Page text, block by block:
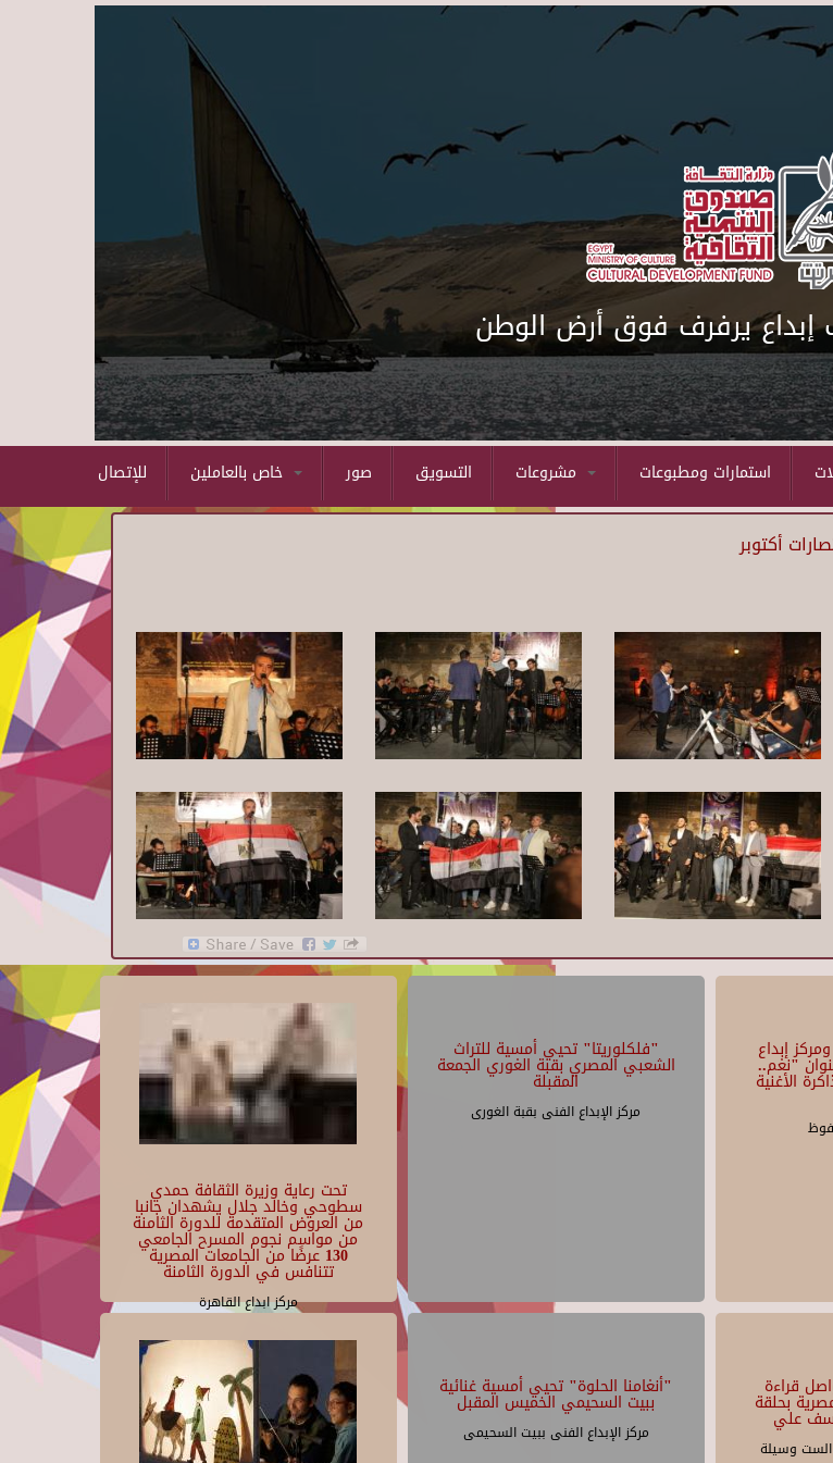
Skip to main content
إبداع يرفرف فوق أرض الوطن
للإتصال صور التسويق استمارات ومطبوعات
أكتوبر
تحت رعاية وزيرة الثقافة حمدي
سطوحي وخالد جلال يشهدان جانبا
من العروض المتقدمة للدورة الثامنة
من مواسم نجوم المسرح الجامعي
130 عرضًا من الجامعات المصرية
تتنافس في الدورة الثامنة
مركز ابداع القاهرة
"فلكلوريتا" تحيي أمسية للتراث
الشعبي المصري بقبة الغوري الجمعة
المقبلة
مركز الإبداع الفنى بقبة الغورى
إبداع
"نغم..
الأغنية
"أنغامنا الحلوة" تحيي أمسية غنائية
ببيت السحيمي الخميس المقبل
مركز الإبداع الفنى ببيت السحيمى
قراءة
بحلقة
علي
الست وسيلة